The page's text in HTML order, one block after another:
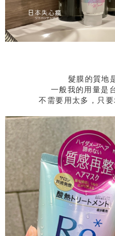
髮膜的質地
一般我的用量是
不需要用太多，只